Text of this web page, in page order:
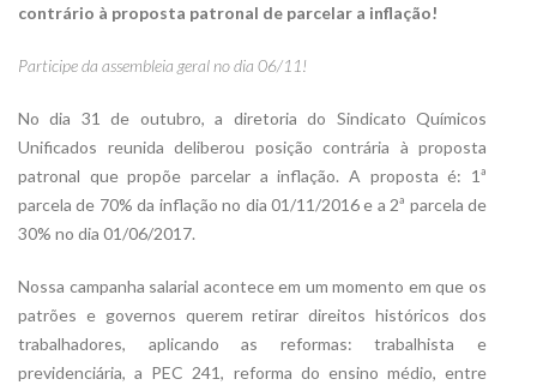
contrário à proposta patronal de parcelar a inflação!
Participe da assembleia geral no dia 06/11!
No dia 31 de outubro, a diretoria do Sindicato Químicos
Unificados reunida deliberou posição contrária à proposta
patronal que propõe parcelar a inflação. A proposta é: 1ª
parcela de 70% da inflação no dia 01/11/2016 e a 2ª parcela de
30% no dia 01/06/2017.
Nossa campanha salarial acontece em um momento em que os
patrões e governos querem retirar direitos históricos dos
trabalhadores, aplicando as reformas: trabalhista e
previdenciária, a PEC 241, reforma do ensino médio, entre